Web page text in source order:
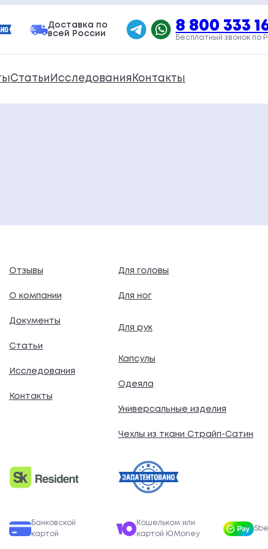
Доставка по
всей России
8 800 333
Бесплатный звонок по
Статьи Исследования Контакты
Отзывы
О компании
Документы
Статьи
Исследования
Контакты
Для головы
Для ног
Для рук
Капсулы
Одеяла
Универсальные изделия
Чехлы из ткани Страйп-Сатин
Банковской
картой
Кошельком или
картой ЮMoney